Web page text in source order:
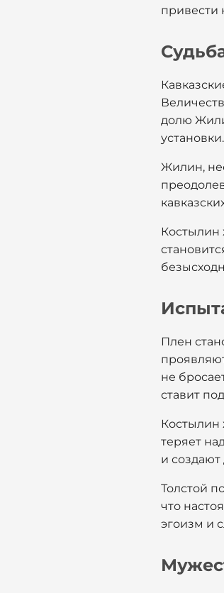
привести
долю
установки.
Жилин,
Костылин
Плен
не
ставит
Костылин
теряет
и
Толстой
что
эгоизм и